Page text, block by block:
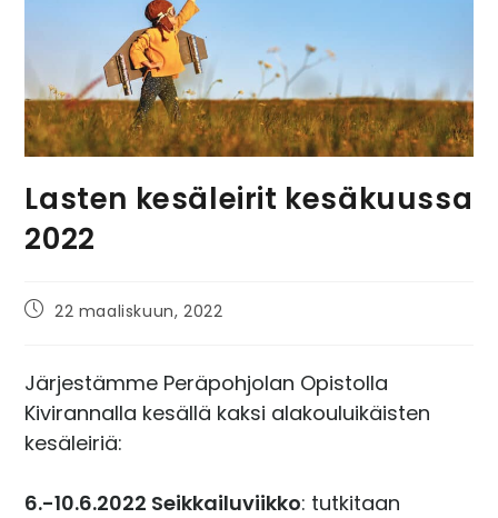
Lasten kesäleirit kesäkuussa
2022
22 maaliskuun, 2022
Järjestämme Peräpohjolan Opistolla
Kivirannalla kesällä kaksi alakouluikäisten
kesäleiriä:
6.-10.6.2022 Seikkailuviikko: tutkitaan